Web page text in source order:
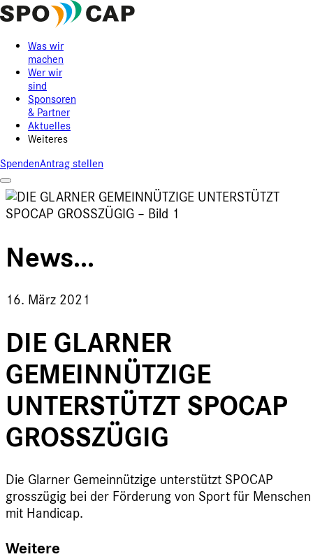
Was wir
machen
Wer wir
sind
Sponsoren
& Partner
Aktuelles
Weiteres
SpendenAntrag stellen
News...
16. März 2021
DIE GLARNER
GEMEINNÜTZIGE
UNTERSTÜTZT SPOCAP
GROSSZÜGIG
Die Glarner Gemeinnützige unterstützt SPOCAP
grosszügig bei der Förderung von Sport für Menschen
mit Handicap.
Weitere